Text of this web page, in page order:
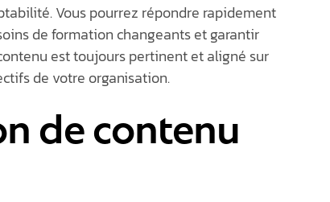
Vouspourrez répondre rapidement
de formation changeants et garantir
est toujours pertinent et aligné sur
de votre organisation.
de contenu